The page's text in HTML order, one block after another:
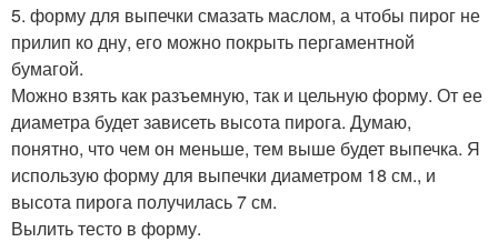
5. форму для выпечки смазать маслом, а чтобы пирог не
прилип ко дну, его можно покрыть пергаментной
бумагой.
Можно взять как разъемную, так и цельную форму. От ее
диаметра будет зависеть высота пирога. Думаю,
понятно, что чем он меньше, тем выше будет выпечка. Я
использую форму для выпечки диаметром 18 см., и
высота пирога получилась 7 см.
Вылить тесто в форму.